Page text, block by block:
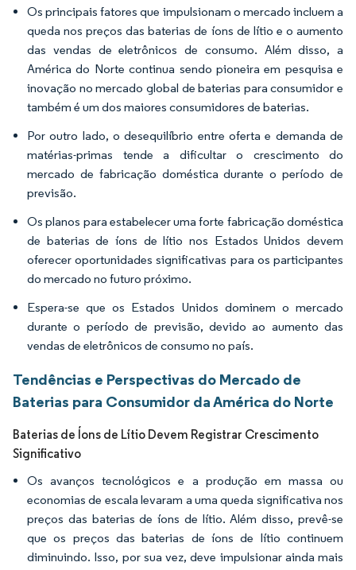
Os principais fatores que impulsionam o mercado incluem a
queda nos preços das baterias de íons de lítio e o aumento
das vendas de eletrônicos de consumo. Além disso, a
América do Norte continua sendo pioneira em pesquisa e
inovação no mercado global de baterias para consumidor e
também é um dos maiores consumidores de baterias.
Por outro lado, o desequilíbrio entre oferta e demanda de
matérias-primas tende a dificultar o crescimento do
mercado de fabricação doméstica durante o período de
previsão.
Os planos para estabelecer uma forte fabricação doméstica
de baterias de íons de lítio nos Estados Unidos devem
oferecer oportunidades significativas para os participantes
do mercado no futuro próximo.
Espera-se que os Estados Unidos dominem o mercado
durante o período de previsão, devido ao aumento das
vendas de eletrônicos de consumo no país.
Tendências e Perspectivas do Mercado de
Baterias para Consumidor da América do Norte
Baterias de Íons de Lítio Devem Registrar Crescimento
Significativo
Os avanços tecnológicos e a produção em massa ou
economias de escala levaram a uma queda significativa nos
preços das baterias de íons de lítio. Além disso, prevê-se
que os preços das baterias de íons de lítio continuem
diminuindo. Isso, por sua vez, deve impulsionar ainda mais